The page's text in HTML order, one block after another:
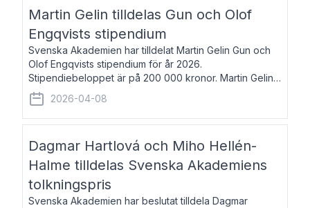
Martin Gelin tilldelas Gun och Olof
Engqvists stipendium
Svenska Akademien har tilldelat Martin Gelin Gun och
Olof Engqvists stipendium för år 2026.
Stipendiebeloppet är på 200 000 kronor. Martin Gelin,
född 1978, är journalist och författare. Han lever
numera i Paris men var under många år bosat
2026-04-08
Dagmar Hartlová och Miho Hellén-
Halme tilldelas Svenska Akademiens
tolkningspris
Svenska Akademien har beslutat tilldela Dagmar